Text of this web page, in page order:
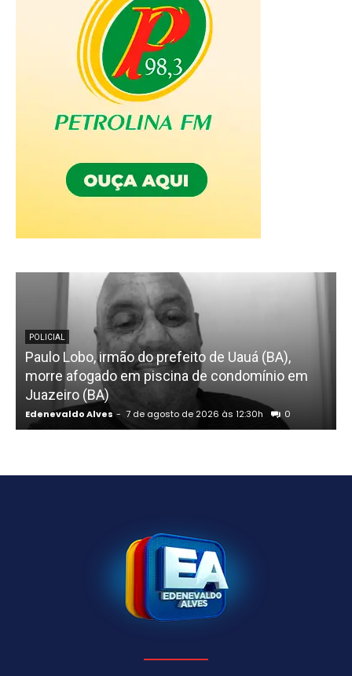
POLICIAL
Paulo Lobo, irmão do prefeito de Uauá (BA),
morre afogado em piscina de condomínio em
Juazeiro (BA)
Edenevaldo Alves - 7 de agosto de 2026 às 12:30h 0